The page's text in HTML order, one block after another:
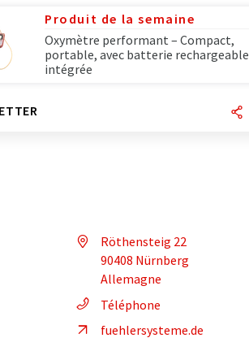
Produit de la semaine
Oxymètre performant – Compact,
portable, avec batterie rechargeable
intégrée
Röthensteig 22
90408 Nürnberg
Allemagne
Téléphone
fuehlersysteme.de